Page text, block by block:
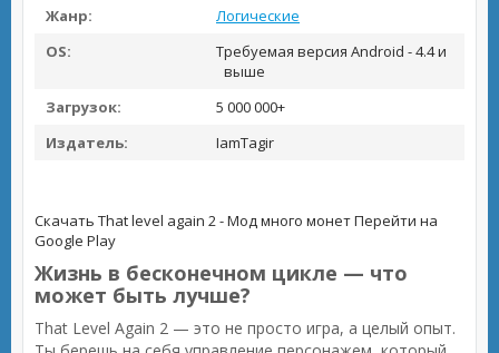
Жанр:
Логические
OS:
Требуемая версия Android - 4.4 и
выше
Загрузок:
5 000 000+
Издатель:
IamTagir
Скачать That level again 2 - Мод много монетПерейти на
Google Play
Жизнь в бесконечном цикле — что
может быть лучше?
That Level Again 2 — это не просто игра, а целый опыт.